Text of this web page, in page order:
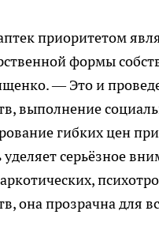
приоритетом
формы
— Это и
выполнение
гибких цен
уделяет серьёзное
она прозрачна для